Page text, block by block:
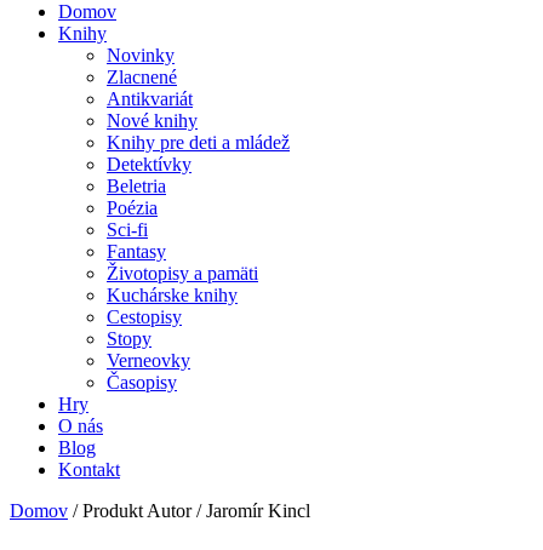
Domov
Knihy
Novinky
Zlacnené
Antikvariát
Nové knihy
Knihy pre deti a mládež
Detektívky
Beletria
Poézia
Sci-fi
Fantasy
Životopisy a pamäti
Kuchárske knihy
Cestopisy
Stopy
Verneovky
Časopisy
Hry
O nás
Blog
Kontakt
Domov / Produkt Autor / Jaromír Kincl